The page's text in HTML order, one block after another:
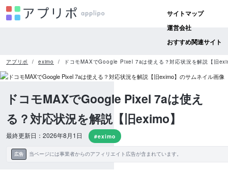
サイトマップ
運営会社
おすすめ関連サイト
アプリポ eximo ドコモMAXでGoogle Pixel 7aは使える？対応状況を解説【旧
ドコモMAXでGoogle Pixel 7aは使え
る？対応状況を解説【旧eximo】
最終更新日：2026年8月1日 #eximo
広告 当ページには事業者からのアフィリエイト広告が含まれています。